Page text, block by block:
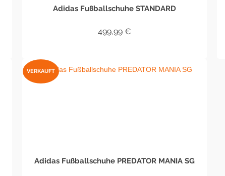
Adidas Fußballschuhe STANDARD
499,99 €
VERKAUFT
Adidas Fußballschuhe PREDATOR MANIA SG